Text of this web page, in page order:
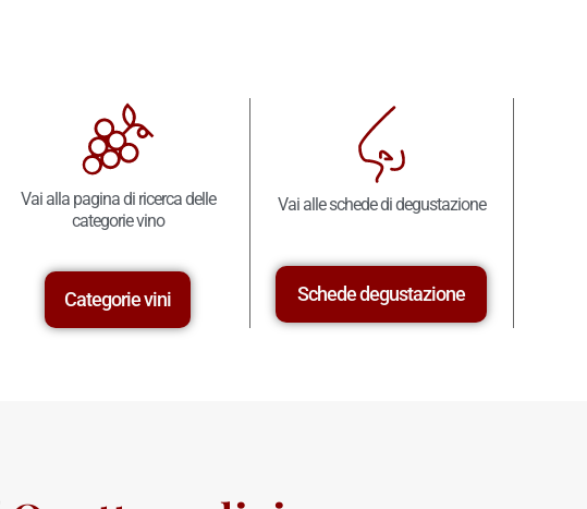
Vai alla pagina di ricerca delle
categorie vino
Categorie vini
Vai alle schede di degustazione
Schede degustazione